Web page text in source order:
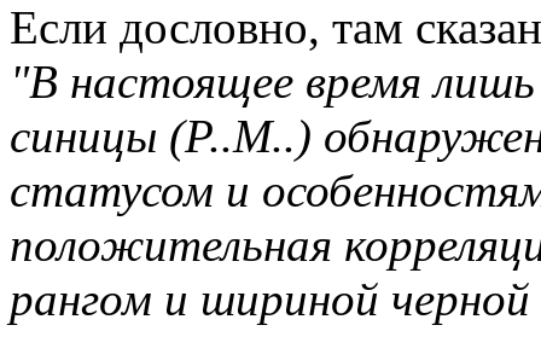
Если дословно, там
"В настоящее время
синицы (Р..М..)
статусом и
положительная
рангом и шириной